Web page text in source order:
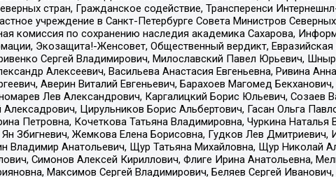
стран, Гражданское содействие, Трансперенси
учреждение в Санкт-Петербурге Совета Министров
комиссия по сохранению наследия академика Сахарова,
Экозащита!-Женсовет, Общественный вердикт,
Сергей Владимирович, Милославский Павел Юрьевич,
Алексеевич, Васильева Анастасия Евгеньевна, Ривина
Аверин Виталий Евгеньевич, Барахоев Магомед
Лев Александрович, Каргалицкий Борис Юльевич, Созаев
Цирульников Борис Альбертович, Гасан Ольга
Петровна, Кочеткова Татьяна Владимировна, Чуркина Наталья
Збигневич, Жемкова Елена Борисовна, Гудков Лев
Владимир Анатольевич, Щур Татьяна Михайловна, Щур Николай
Симонов Алексей Кириллович, Флиге Ирина Анатольевна,
Максимов Сергей Владимирович, Беляев Сергей Иванович,